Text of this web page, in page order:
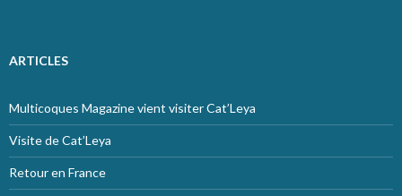
ARTICLES
Multicoques Magazine vient visiter Cat’Leya
Visite de Cat’Leya
Retour en France